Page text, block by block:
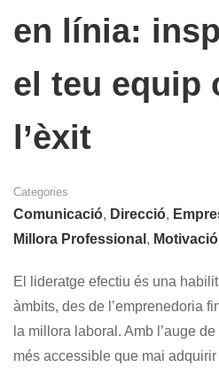
en línia:
el teu equip
l’èxit
Categories
Comunicació, Direcció,
Millora Professional , Motivació
El lideratge efectiu és una
àmbits, des de l’emprenedoria
la millora laboral. Amb l’auge
més accessible que mai